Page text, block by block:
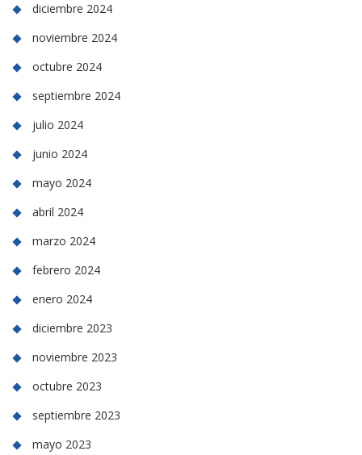
diciembre 2024
noviembre 2024
octubre 2024
septiembre 2024
julio 2024
junio 2024
mayo 2024
abril 2024
marzo 2024
febrero 2024
enero 2024
diciembre 2023
noviembre 2023
octubre 2023
septiembre 2023
mayo 2023